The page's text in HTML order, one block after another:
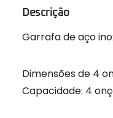
Descrição
Garrafa de aço
Dimensões de 4
Capacidade: 4